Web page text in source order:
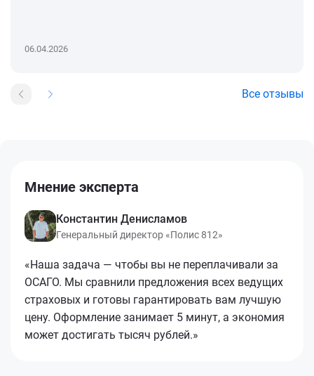
06.04.2026
Все отзывы
Мнение эксперта
Константин Денисламов
Генеральный директор «Полис 812»
«Наша задача — чтобы вы не переплачивали за
ОСАГО. Мы сравнили предложения всех ведущих
страховых и готовы гарантировать вам лучшую
цену. Оформление занимает 5 минут, а экономия
может достигать тысяч рублей.»